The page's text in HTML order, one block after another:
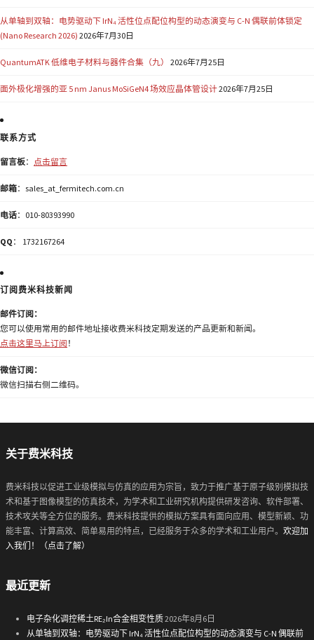
从单轴到双轴：电势驱动下 IrN₄ 活性位点配位构型的动态演变与 C-N 偶联前体锁定
(Nano Research 2026) 2026年7月30日
QuantumATK 低维电子材料与器件合集（九） 2026年7月25日
面外极化增强的亚 5 nm Janus MoSiGeN4 场效应晶体管设计2026年7月25日
联系方式
留言板： 点击留言
邮箱：sales_at_fermitech.com.cn
电话：010-80393990
QQ ： 1732167264
订阅费米科技新闻
邮件订阅：
您可以使用常用的邮件地址接收费米科技定期发送的产品更新和新闻。
点击这里马上订阅 ！
微信订阅：
微信扫描右侧二维码。
关于费米科技
费米科技以促进工业级模拟与仿真的应用为宗旨，致力于推广基于原子级别模拟技
术和基于图像模型的仿真技术，为学术和工业研究机构提供研发咨询、软件部署、
技术攻关等全方位的服务。费米科技提供的模拟方案具有面向应用、模型新颖、功
能丰富、计算高效、简单易用的特点，已经服务于众多的学术和工业用户。 欢迎加
入我们！（点击了解）
最近更新
电子杂化调控稀土RE₂In合金相变性质2026年8月6日
从单轴到双轴：电势驱动下 IrN₄ 活性位点配位构型的动态演变与 C-N 偶联前